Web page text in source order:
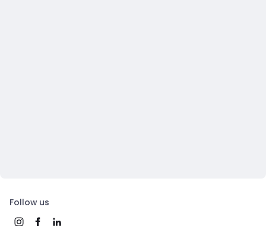
Follow us